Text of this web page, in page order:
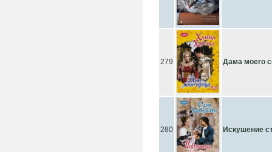
279 Дама моего
280 Искушение